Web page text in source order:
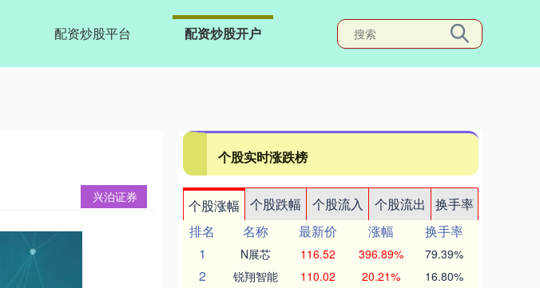
配资炒股平台 配资炒股开户
兴泊证券
个股实时涨跌榜
个股涨幅 个股跌幅 个股流入 个股流出
换手率
排名
名称 最新价 涨幅
换手率
1
N展芯 116.52 396.89% 79.39%
2 锐翔智能 110.02 20.21% 16.80%